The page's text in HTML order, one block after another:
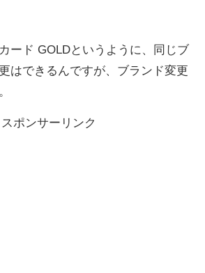
ド GOLDというように、同じブ
はできるんですが、ブランド変更
スポンサーリンク